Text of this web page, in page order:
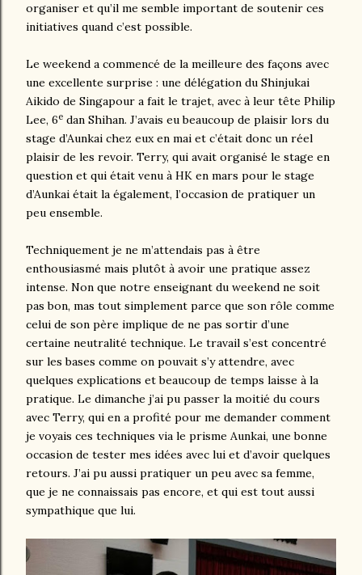
organiser et qu’il me semble important de soutenir ces
initiatives quand c’est possible.
Le weekend a commencé de la meilleure des façons avec
une excellente surprise : une délégation du Shinjukai
Aikido de Singapour a fait le trajet, avec à leur tête Philip
Lee, 6e dan Shihan. J’avais eu beaucoup de plaisir lors du
stage d’Aunkai chez eux en mai et c’était donc un réel
plaisir de les revoir. Terry, qui avait organisé le stage en
question et qui était venu à HK en mars pour le stage
d’Aunkai était la également, l’occasion de pratiquer un
peu ensemble.
Techniquement je ne m’attendais pas à être
enthousiasmé mais plutôt à avoir une pratique assez
intense. Non que notre enseignant du weekend ne soit
pas bon, mas tout simplement parce que son rôle comme
celui de son père implique de ne pas sortir d’une
certaine neutralité technique. Le travail s’est concentré
sur les bases comme on pouvait s’y attendre, avec
quelques explications et beaucoup de temps laisse à la
pratique. Le dimanche j’ai pu passer la moitié du cours
avec Terry, qui en a profité pour me demander comment
je voyais ces techniques via le prisme Aunkai, une bonne
occasion de tester mes idées avec lui et d’avoir quelques
retours. J’ai pu aussi pratiquer un peu avec sa femme,
que je ne connaissais pas encore, et qui est tout aussi
sympathique que lui.